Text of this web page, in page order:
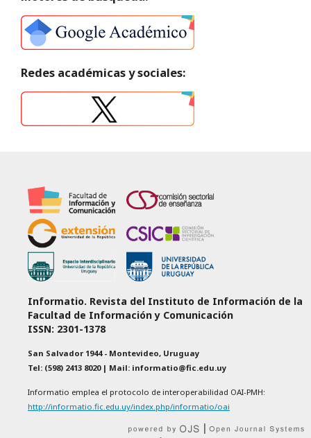
Redes académicas y sociales:
Informatio. Revista del Instituto de Información de la
Facultad de Información y Comunicación
ISSN: 2301-1378
San Salvador 1944 - Montevideo, Uruguay
Tel: (598) 2413 8020 | Mail: informatio@fic.edu.uy
Informatio emplea el protocolo de interoperabilidad OAI-PMH:
http://informatio.fic.edu.uy/index.php/informatio/oai